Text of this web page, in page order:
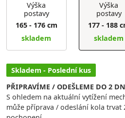
Výška
postavy
165 - 176 cm
skladem
Výška
postavy
177 - 188
skladem
Skladem - Poslední kus
PŘIPRAVÍME / ODEŠLEME DO 2
S ohledem na aktuální vytížení
může příprava / odeslání kola trvat